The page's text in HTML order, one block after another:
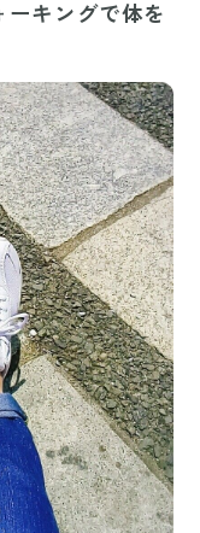
キングで体を